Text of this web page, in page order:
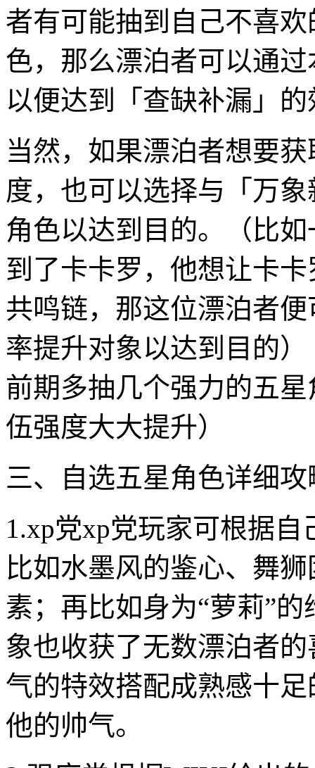
者有可能抽到自己不喜
色，那么漂泊者可以通过
以便达到「查缺补漏」
当然，如果漂泊者想要
度，也可以选择与「万
角色以达到目的。（比
到了卡卡罗，他想让卡
共鸣链，那这位漂泊者
率提升对象以达到目的
前期多抽几个强力的五
伍强度大大提升）
三、自选五星角色详细攻
1.xp党xp党玩家可根据
比如水墨风的鉴心、舞
素；再比如身为“萝莉”
象也收获了无数漂泊者
气的特效搭配成熟感十
他的帅气。